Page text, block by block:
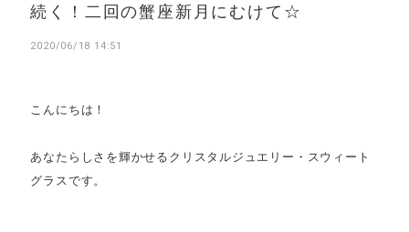
続く！二回の蟹座新月にむけて☆
2020/06/18 14:51
こんにちは！
あなたらしさを輝かせるクリスタルジュエリー・スウィート
グラスです。